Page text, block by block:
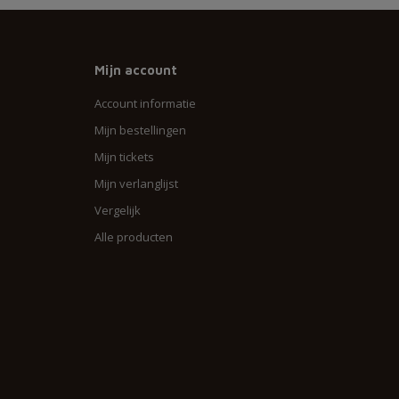
Mijn account
Account informatie
Mijn bestellingen
Mijn tickets
Mijn verlanglijst
Vergelijk
Alle producten